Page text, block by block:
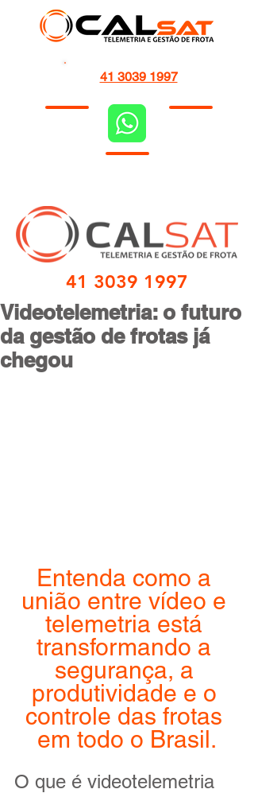
41 3039 1997
41 3039 1997
Videotelemetria: o futuro
da gestão de frotas já
chegou
Entenda como a
união entre vídeo e
telemetria está
transformando a
segurança, a
produtividade e o
controle das frotas
em todo o Brasil.
O que é videotelemetria